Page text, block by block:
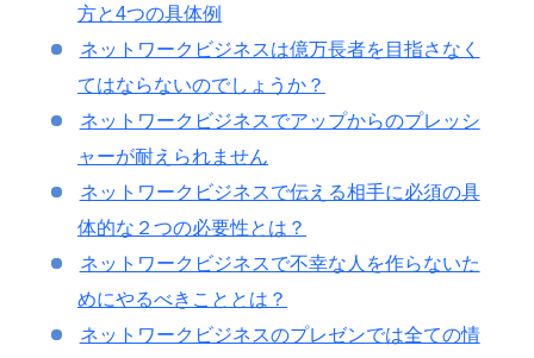
方と4つの具体例
ネットワークビジネスは億万長者を目指さなく
てはならないのでしょうか？
ネットワークビジネスでアップからのプレッシ
ャーが耐えられません
ネットワークビジネスで伝える相手に必須の具
体的な２つの必要性とは？
ネットワークビジネスで不幸な人を作らないた
めにやるべきこととは？
ネットワークビジネスのプレゼンでは全ての情